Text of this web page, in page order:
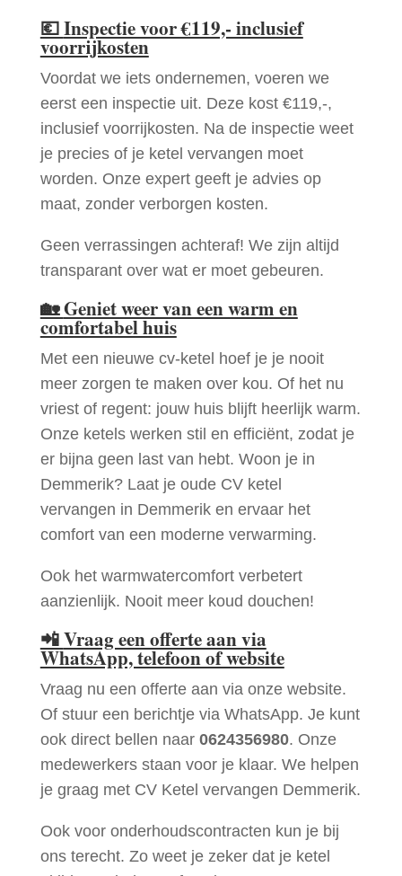
💶Inspectie voor €119,- inclusief
voorrijkosten
Voordat we iets ondernemen, voeren we
eerst een inspectie uit. Deze kost €119,-,
inclusief voorrijkosten. Na de inspectie weet
je precies of je ketel vervangen moet
worden. Onze expert geeft je advies op
maat, zonder verborgen kosten.
Geen verrassingen achteraf! We zijn altijd
transparant over wat er moet gebeuren.
🏡Geniet weer van een warm en
comfortabel huis
Met een nieuwe cv-ketel hoef je je nooit
meer zorgen te maken over kou. Of het nu
vriest of regent: jouw huis blijft heerlijk warm.
Onze ketels werken stil en efficiënt, zodat je
er bijna geen last van hebt. Woon je in
Demmerik? Laat je oude CV ketel
vervangen in Demmerik en ervaar het
comfort van een moderne verwarming.
Ook het warmwatercomfort verbetert
aanzienlijk. Nooit meer koud douchen!
📲Vraag een offerte aan via
WhatsApp, telefoon of website
Vraag nu een offerte aan via onze website.
Of stuur een berichtje via WhatsApp. Je kunt
ook direct bellen naar 0624356980. Onze
medewerkers staan voor je klaar. We helpen
je graag met CV Ketel vervangen Demmerik.
Ook voor onderhoudscontracten kun je bij
ons terecht. Zo weet je zeker dat je ketel